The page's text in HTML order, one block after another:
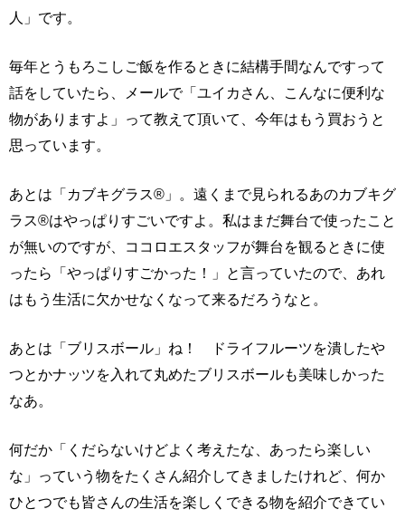
人」です。
毎年とうもろこしご飯を作るときに結構手間なんですって
話をしていたら、メールで「ユイカさん、こんなに便利な
物がありますよ」って教えて頂いて、今年はもう買おうと
思っています。
あとは「カブキグラス®」。遠くまで見られるあのカブキグ
ラス®はやっぱりすごいですよ。私はまだ舞台で使ったこと
が無いのですが、ココロエスタッフが舞台を観るときに使
ったら「やっぱりすごかった！」と言っていたので、あれ
はもう生活に欠かせなくなって来るだろうなと。
あとは「ブリスボール」ね！ ドライフルーツを潰したや
つとかナッツを入れて丸めたブリスボールも美味しかった
なあ。
何だか「くだらないけどよく考えたな、あったら楽しい
な」っていう物をたくさん紹介してきましたけれど、何か
ひとつでも皆さんの生活を楽しくできる物を紹介できてい